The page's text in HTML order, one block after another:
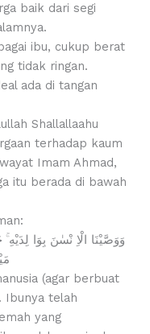
baik dari segi
ibu, cukup berat
tidak ringan.
ada di tangan
Shallallaahu
terhadap kaum
Imam Ahmad,
itu berada di bawah
وَوَصَّيْنَا الْاِ نْسٰنَ بِوَا
(agar berbuat
Ibunya telah
yang